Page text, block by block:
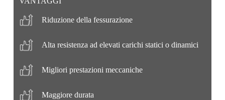
Riduzione della fessurazione
Alta resistenza ad elevati carichi statici o dinamici
Migliori prestazioni meccaniche
Maggiore durata